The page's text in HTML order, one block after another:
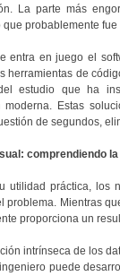
La parte más
probablemente
entra en juego el
herramientas de
estudio que ha
moderna. Estas
de segundos,
comprendiendo
utilidad práctica, los
problema. Mientras
proporciona un
intrínseca de los
puede